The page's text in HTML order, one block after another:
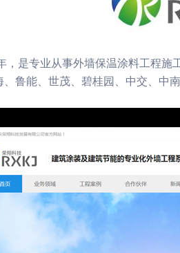
是专业从事外墙保温涂料工程
鲁能、世茂、碧桂园、中交、中